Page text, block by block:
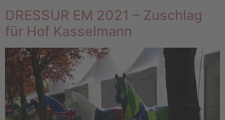
DRESSUR EM 2021 – Zuschlag
für Hof Kasselmann